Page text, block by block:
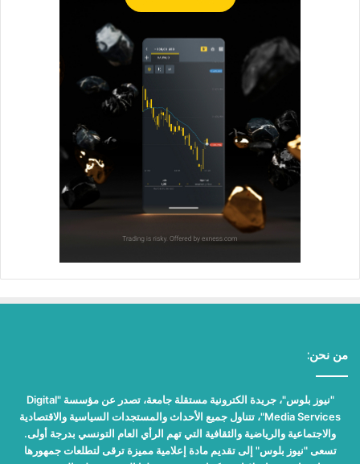
من نحن:
"نيوز بلوس"، جريدة الكترونية مستقلة جامعة، تصدر عن مؤسسة "Digital
Media Services"، تتناول جميع الأحداث والمستجدات السياسية والاقتصادية
والاجتماعية والرياضية والثقافية التي تهم الرأي العام التونسي بدرجة أولى.
تسعى "نيوز بلوس" إلى تقديم مادة إعلامية مميزة ترقى لتطلعات جمهورها